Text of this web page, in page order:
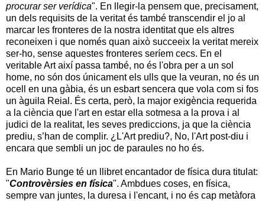
procurar ser verídica". En llegir-la pensem que, precisament,
un dels requisits de la veritat és també transcendir el jo al
marcar les fronteres de la nostra identitat que els altres
reconeixen i que només quan això succeeix la veritat mereix
ser-ho, sense aquestes fronteres seríem cecs. En el
veritable Art així passa també, no és l'obra per a un sol
home, no són dos únicament els ulls que la veuran, no és un
ocell en una gàbia, és un esbart sencera que vola com si fos
un àguila Reial. És certa, però, la major exigència requerida
a la ciència que l'art en estar ella sotmesa a la prova i al
judici de la realitat, les seves prediccions, ja que la ciència
prediu, s’han de complir. ¿L'Art prediu?, No, l'Art post-diu i
encara que sembli un joc de paraules no ho és.
En Mario Bunge té un llibret encantador de física dura titulat:
"Controvèrsies en física". Ambdues coses, en física,
sempre van juntes, la duresa i l'encant, i no és cap metàfora